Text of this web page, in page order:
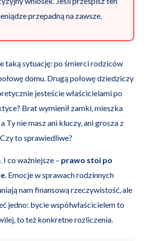
przepadną na zawsze.
taką sytuację: po śmierci rodziców
domu. Drugą połowę dziedziczy
jesteście właścicielami po
Brat wymienił zamki, mieszka
Ty nie masz ani kluczy, ani grosza z
to sprawiedliwe?
I co ważniejsze – prawo stoi po
. Emocje w sprawach rodzinnych
nam finansową rzeczywistość, ale
jedno: bycie współwłaścicielem to
to też konkretne rozliczenia.